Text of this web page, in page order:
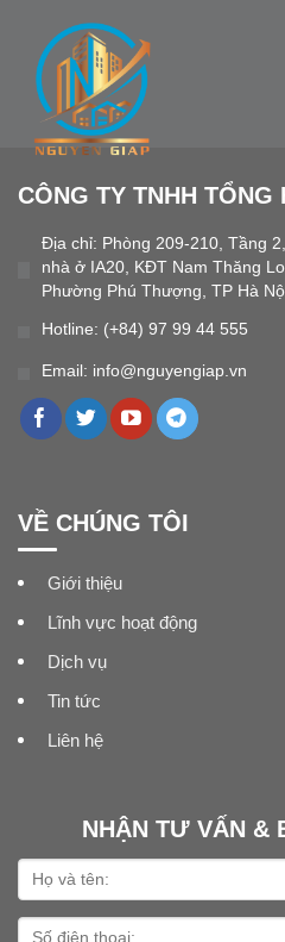
CÔNG TY TNHH TỔNG
Địa chỉ: Phòng 209-210, Tầng
nhà ở IA20, KĐT Nam Thăng
Phường Phú Thượng, TP Hà
Hotline: (+84) 97 99 44 555
Email: info@nguyengiap.vn
VỀ CHÚNG TÔI
Giới thiệu
Lĩnh vực hoạt động
Dịch vụ
Tin tức
Liên hệ
NHẬN TƯ VẤN &